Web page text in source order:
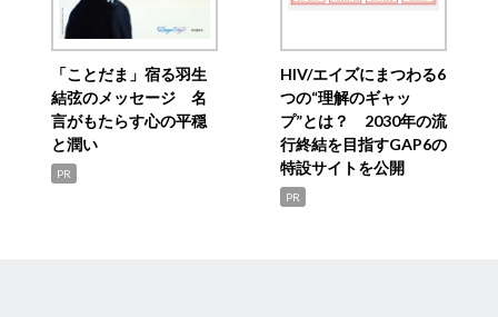
「ことだま」宿る羽生
結弦のメッセージ 名
言がもたらす心の平穏
と潤い
PR
HIV/エイズにまつわる6
つの“理解のギャッ
プ”とは？ 2030年の流
行終結を目指すGAP6の
特設サイトを公開
PR